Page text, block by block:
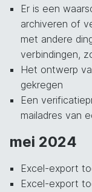
Er is een
archiveren of
met andere
verbindingen,
Het ontwerp
gekregen
Een
mailadres van
mei 2024
Excel-export
Excel-export